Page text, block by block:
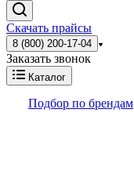
Скачать прайсы
8 (800) 200-17-04
Заказать звонок
Каталог
Подбор по брендам